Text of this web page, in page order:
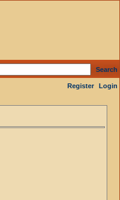
Search
Register Login